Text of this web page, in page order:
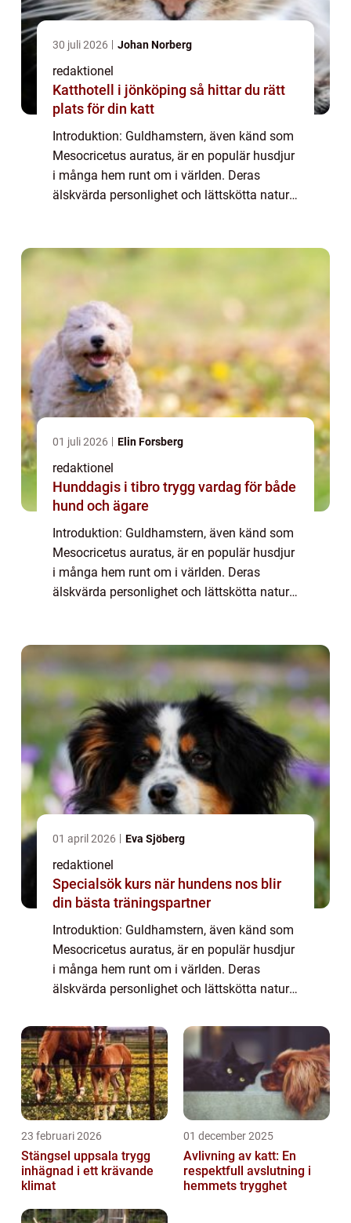
30 juli 2026 Johan Norberg
redaktionel
Katthotell i jönköping så hittar du rätt
plats för din katt
Introduktion: Guldhamstern, även känd som
Mesocricetus auratus, är en populär husdjur
i många hem runt om i världen. Deras
älskvärda personlighet och lättskötta natur
01 juli 2026 Elin Forsberg
redaktionel
Hunddagis i tibro trygg vardag för både
hund och ägare
Introduktion: Guldhamstern, även känd som
Mesocricetus auratus, är en populär husdjur
i många hem runt om i världen. Deras
älskvärda personlighet och lättskötta natur
01 april 2026 Eva Sjöberg
redaktionel
Specialsök kurs när hundens nos blir
din bästa träningspartner
Introduktion: Guldhamstern, även känd som
Mesocricetus auratus, är en populär husdjur
i många hem runt om i världen. Deras
älskvärda personlighet och lättskötta natur
privatpersoner. I denna omfattande artikel ...
23 februari 2026
Stängsel uppsala trygg
inhägnad i ett krävande
klimat
01 december 2025
Avlivning av katt: En
respektfull avslutning i
hemmets trygghet